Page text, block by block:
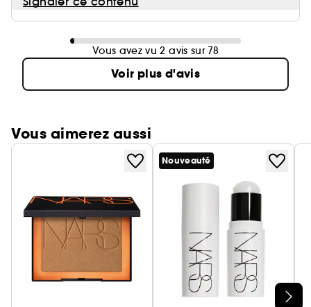
Vous avez vu 2 avis sur 78
Voir plus d'avis
Vous aimerez aussi
Nouveauté